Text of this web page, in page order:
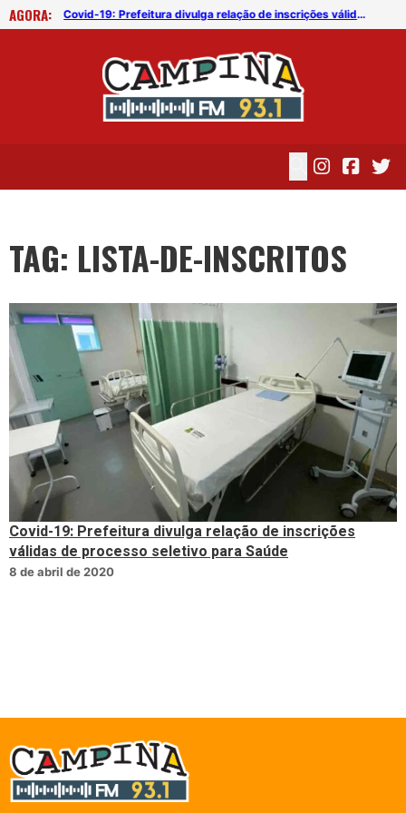
AGORA:
Covid-19: Prefeitura divulga relação de inscrições válidas de processo seletivo para Saúde Covid-19: Prefeitura divulga relação de inscrições válidas de processo seletivo para Saúde
TAG: LISTA-DE-INSCRITOS
Covid-19: Prefeitura divulga relação de inscrições
válidas de processo seletivo para Saúde
8 de abril de 2020